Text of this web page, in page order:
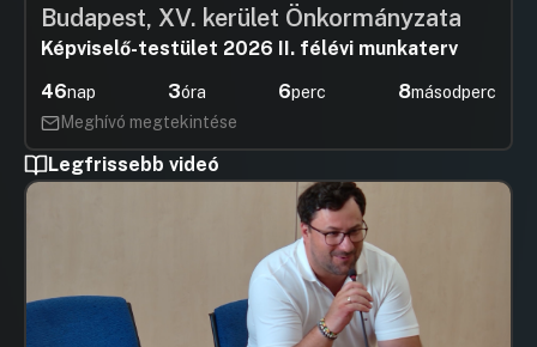
UGRÁS A NAPIREND ELEJÉRE
Budapest, XV. kerület Önkormányzata
Képviselő-testület 2026 II. félévi munkaterv
46nap 3óra 6perc 8másodperc
Meghívó megtekintése
Legfrissebb videó